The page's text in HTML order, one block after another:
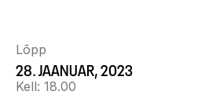
Lõpp
28. JAANUAR, 2023
Kell: 18.00